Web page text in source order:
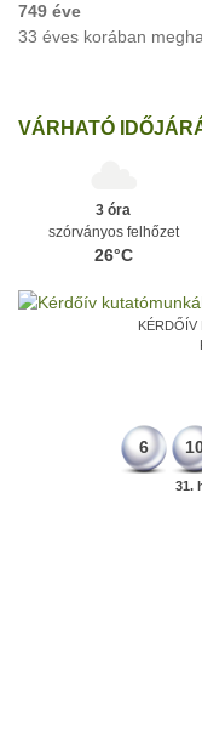
749 éve
33 éves korában
VÁRHATÓ
3 óra
szórványos felhőzet
26°C
KÉRDŐÍV
6
31.